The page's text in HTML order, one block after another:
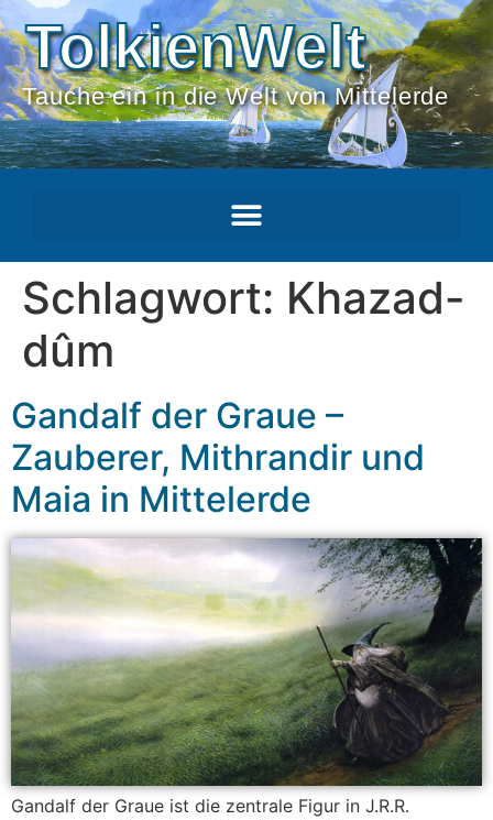
TolkienWelt
Tauche ein in die Welt von Mittelerde
Schlagwort: Khazad-
dûm
Gandalf der Graue –
Zauberer, Mithrandir und
Maia in Mittelerde
Gandalf der Graue ist die zentrale Figur in J.R.R.